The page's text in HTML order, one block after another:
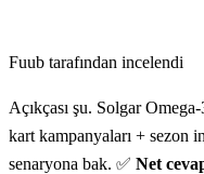
Fuub tarafından incelendi
Açıkçası şu. Solgar
kart kampanyaları + sezon
senaryona bak. ✅ Net